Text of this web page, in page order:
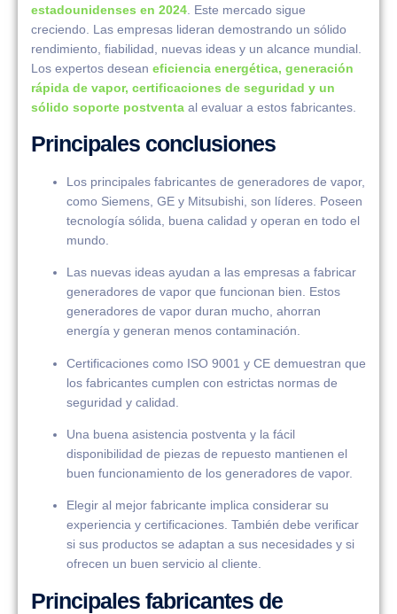
estadounidenses en 2024 . Este mercado sigue
creciendo. Las empresas lideran demostrando un sólido
rendimiento, fiabilidad, nuevas ideas y un alcance mundial.
Los expertos desean eficiencia energética, generación
rápida de vapor, certificaciones de seguridad y un
sólido soporte postventa al evaluar a estos fabricantes.
Principales conclusiones
Los principales fabricantes de generadores de vapor,
como Siemens, GE y Mitsubishi, son líderes. Poseen
tecnología sólida, buena calidad y operan en todo el
mundo.
Las nuevas ideas ayudan a las empresas a fabricar
generadores de vapor que funcionan bien. Estos
generadores de vapor duran mucho, ahorran
energía y generan menos contaminación.
Certificaciones como ISO 9001 y CE demuestran que
los fabricantes cumplen con estrictas normas de
seguridad y calidad.
Una buena asistencia postventa y la fácil
disponibilidad de piezas de repuesto mantienen el
buen funcionamiento de los generadores de vapor.
Elegir al mejor fabricante implica considerar su
experiencia y certificaciones. También debe verificar
si sus productos se adaptan a sus necesidades y si
ofrecen un buen servicio al cliente.
Principales fabricantes de